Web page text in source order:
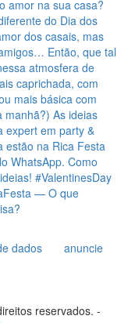
dados
anuncie
reservados. -